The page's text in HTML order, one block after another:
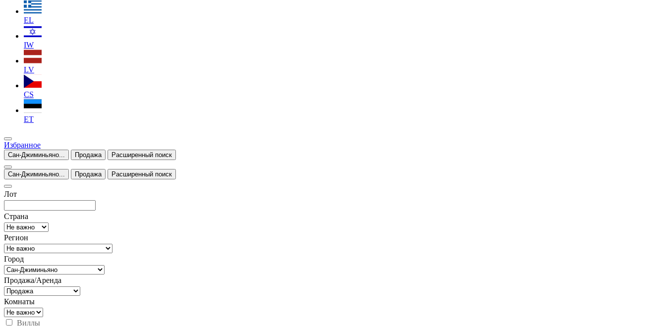
EL
IW
LV
CS
ET
Избранное
Сан-Джиминьяно... Продажа Расширенный поиск
Сан-Джиминьяно... Продажа Расширенный поиск
Лот
Страна
Регион
Город
Продажа/Аренда
Комнаты
Виллы